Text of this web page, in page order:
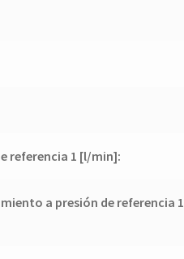
referencia 1 [l/min]:
a presión de referencia 1